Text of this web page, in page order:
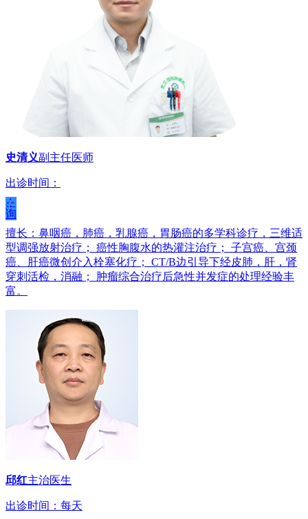
史清义副主任医师
出诊时间：
在
线
咨
询
擅长：鼻咽癌，肺癌，乳腺癌，胃肠癌的多学科诊疗，三维适
型调强放射治疗； 癌性胸腹水的热灌注治疗； 子宫癌、宫颈
癌、肝癌微创介入栓塞化疗； CT/B边引导下经皮肺，肝，肾
穿刺活检，消融； 肿瘤综合治疗后急性并发症的处理经验丰
富。
邱红主治医生
出诊时间：每天